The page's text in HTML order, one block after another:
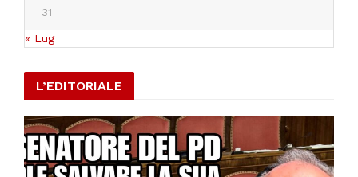
31
« Lug
L’EDITORIALE